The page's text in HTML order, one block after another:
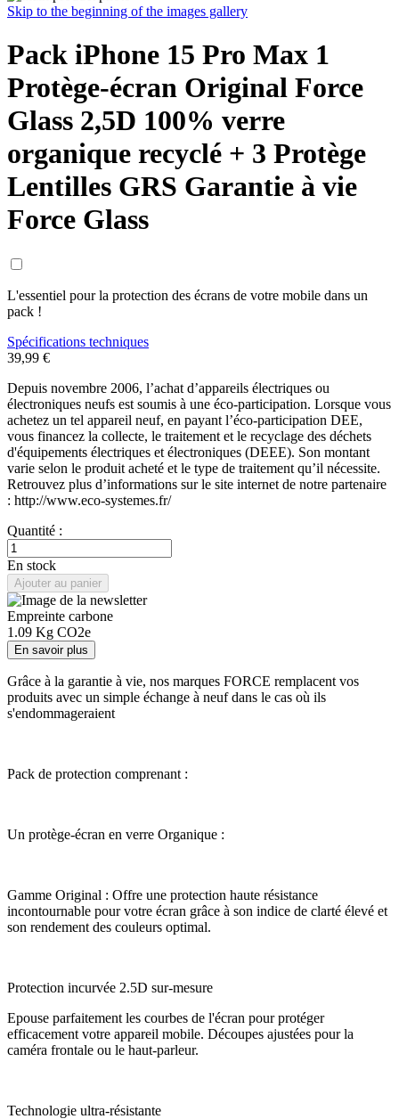
Skip to the beginning of the images gallery
Pack iPhone 15 Pro Max 1
Protège-écran Original Force
Glass 2,5D 100% verre
organique recyclé + 3 Protège
Lentilles GRS Garantie à vie
Force Glass
L'essentiel pour la protection des écrans de votre mobile dans un
pack !
Spécifications techniques
39,99 €
Depuis novembre 2006, l’achat d’appareils électriques ou
électroniques neufs est soumis à une éco-participation. Lorsque vous
achetez un tel appareil neuf, en payant l’éco-participation DEE,
vous financez la collecte, le traitement et le recyclage des déchets
d'équipements électriques et électroniques (DEEE). Son montant
varie selon le produit acheté et le type de traitement qu’il nécessite.
Retrouvez plus d’informations sur le site internet de notre partenaire
: http://www.eco-systemes.fr/
Quantité :
En stock
Ajouter au panier
Empreinte carbone
1.09 Kg CO2e
En savoir plus
Grâce à la garantie à vie, nos marques FORCE remplacent vos
produits avec un simple échange à neuf dans le cas où ils
s'endommageraient
Pack de protection comprenant :
Un protège-écran en verre Organique :
Gamme Original : Offre une protection haute résistance
incontournable pour votre écran grâce à son indice de clarté élevé et
son rendement des couleurs optimal.
Protection incurvée 2.5D sur-mesure
Epouse parfaitement les courbes de l'écran pour protéger
efficacement votre appareil mobile. Découpes ajustées pour la
caméra frontale ou le haut-parleur.
Technologie ultra-résistante